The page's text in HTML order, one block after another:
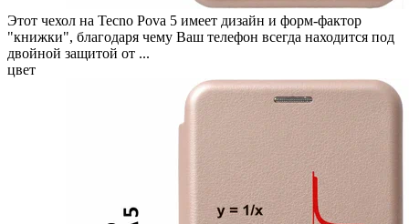
Этот чехол на Tecno Pova 5 имеет дизайн и форм-фактор
"книжки", благодаря чему Ваш телефон всегда находится под
двойной защитой от ...
цвет